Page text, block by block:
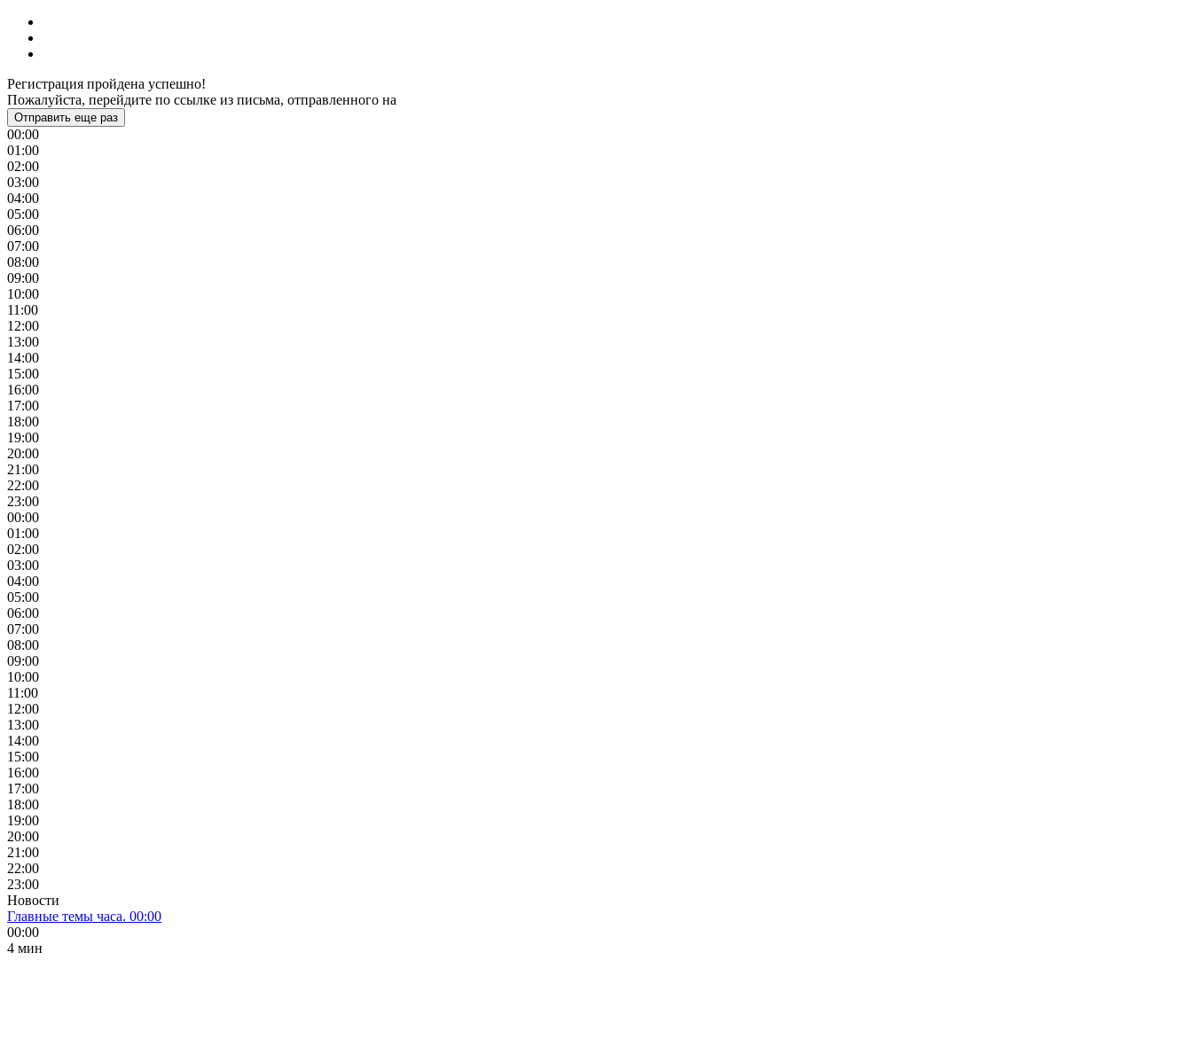
Регистрация пройдена успешно!
Пожалуйста, перейдите по ссылке из письма, отправленного на
Отправить еще раз
00:00
01:00
02:00
03:00
04:00
05:00
06:00
07:00
08:00
09:00
10:00
11:00
12:00
13:00
14:00
15:00
16:00
17:00
18:00
19:00
20:00
21:00
22:00
23:00
00:00
01:00
02:00
03:00
04:00
05:00
06:00
07:00
08:00
09:00
10:00
11:00
12:00
13:00
14:00
15:00
16:00
17:00
18:00
19:00
20:00
21:00
22:00
23:00
Новости
Главные темы часа. 00:00
00:00
4 мин